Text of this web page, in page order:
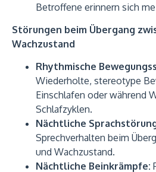
Betroffene erinnern sich
Störungen beim Übergang
Wachzustand
Rhythmische
Wiederholte, stereotype
Einschlafen oder während
Schlafzyklen.
Nächtliche
Sprechverhalten beim
und Wachzustand.
Nächtliche Beinkrämpfe: